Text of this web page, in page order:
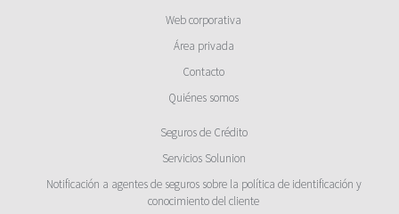
Web corporativa
Área privada
Contacto
Quiénes somos
Seguros de Crédito
Servicios Solunion
Notificación a agentes de seguros sobre la política de identificación y
conocimiento del cliente